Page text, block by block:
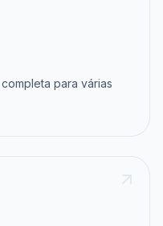
para várias